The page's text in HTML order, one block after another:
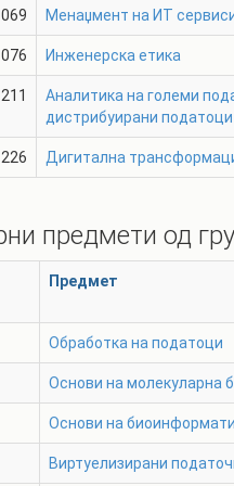
Менаџмент на ИТ
Инженерска етика
Аналитика на големи
дистрибуирани податоци
Дигитална
предмети од
Предмет
Обработка на податоци
Основи на молекуларна
Основи на
Виртуелизирани